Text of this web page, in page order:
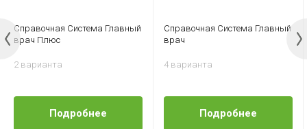
Справочная Система Главный
врач Плюс
2 варианта
Подробнее
Справочная Система Главный
врач
4 варианта
Подробнее